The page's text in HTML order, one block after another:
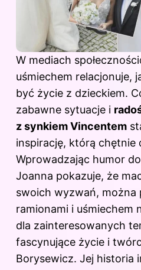
W mediach
uśmiechem relacjonuje,
być życie z dzieckiem.
zabawne sytuacje i
z synkiem Vincentem
inspirację, którą chętnie
Wprowadzając humor
Joanna pokazuje, że
swoich wyzwań,
ramionami i uśmiechem
dla zainteresowanych
fascynujące życie i
Borysewicz. Jej historia